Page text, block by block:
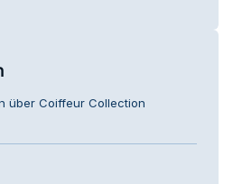
über Coiffeur Collection